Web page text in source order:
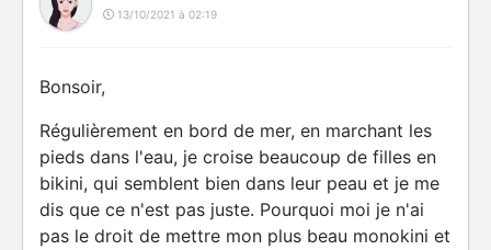
13/10/2021 à 02:19
Bonsoir,
Régulièrement en bord de mer, en marchant les
pieds dans l'eau, je croise beaucoup de filles en
bikini, qui semblent bien dans leur peau et je me
dis que ce n'est pas juste. Pourquoi moi je n'ai
pas le droit de mettre mon plus beau monokini et